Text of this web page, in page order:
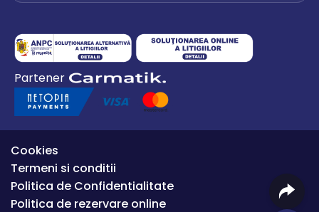
0754 649 360
office.premium@autode.ro
Partener
Cookies
Termeni si conditii
Politica de Confidentialitate
Politica de rezervare online